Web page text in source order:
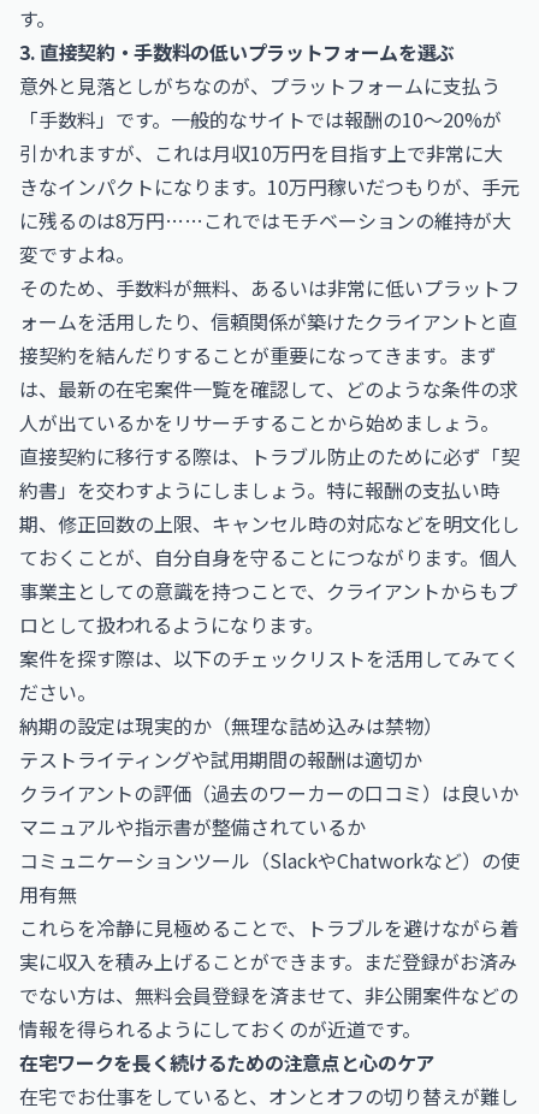
す。
3. 直接契約・手数料の低いプラットフォームを選ぶ
意外と見落としがちなのが、プラットフォームに支払う
「手数料」です。一般的なサイトでは報酬の10〜20%が
引かれますが、これは月収10万円を目指す上で非常に大
きなインパクトになります。10万円稼いだつもりが、手元
に残るのは8万円……これではモチベーションの維持が大
変ですよね。
そのため、手数料が無料、あるいは非常に低いプラットフ
ォームを活用したり、信頼関係が築けたクライアントと直
接契約を結んだりすることが重要になってきます。まず
は、 最新の在宅案件一覧を確認して、どのような条件の求
人が出ているかをリサーチすることから始めましょう。
直接契約に移行する際は、トラブル防止のために必ず「契
約書」を交わすようにしましょう。特に報酬の支払い時
期、修正回数の上限、キャンセル時の対応などを明文化し
ておくことが、自分自身を守ることにつながります。個人
事業主としての意識を持つことで、クライアントからもプ
ロとして扱われるようになります。
案件を探す際は、以下のチェックリストを活用してみてく
ださい。
納期の設定は現実的か（無理な詰め込みは禁物）
テストライティングや試用期間の報酬は適切か
クライアントの評価（過去のワーカーの口コミ）は良いか
マニュアルや指示書が整備されているか
コミュニケーションツール（SlackやChatworkなど）の使
用有無
これらを冷静に見極めることで、トラブルを避けながら着
実に収入を積み上げることができます。まだ登録がお済み
でない方は、 無料会員登録を済ませて、非公開案件などの
情報を得られるようにしておくのが近道です。
在宅ワークを長く続けるための注意点と心のケア
在宅でお仕事をしていると、オンとオフの切り替えが難し